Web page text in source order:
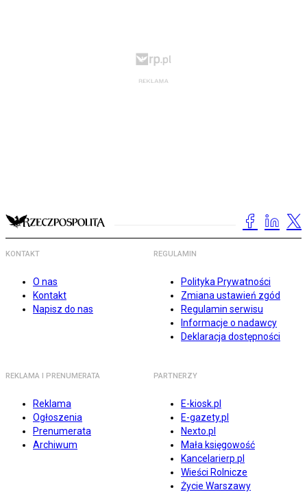
KONTAKT
O nas
Kontakt
Napisz do nas
REGULAMIN
Polityka Prywatności
Zmiana ustawień zgód
Regulamin serwisu
Informacje o nadawcy
Deklaracja dostępności
REKLAMA I PRENUMERATA
Reklama
Ogłoszenia
Prenumerata
Archiwum
PARTNERZY
E-kiosk.pl
E-gazety.pl
Nexto.pl
Mała księgowość
Kancelarierp.pl
Wieści Rolnicze
Życie Warszawy